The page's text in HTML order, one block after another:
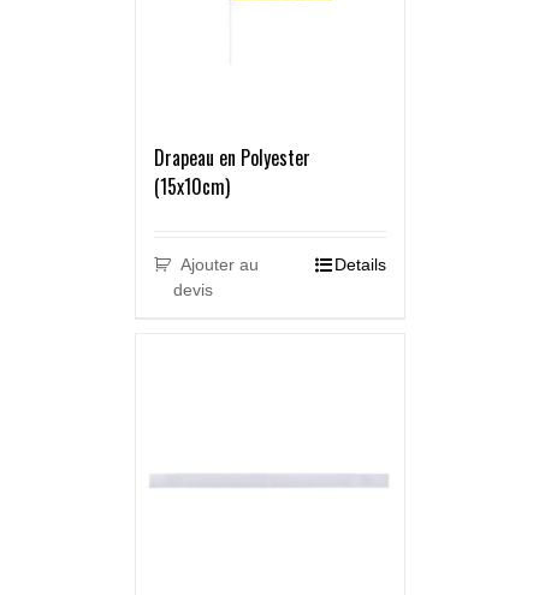
Drapeau en Polyester
(15x10cm)
Ajouter au
devis
Details